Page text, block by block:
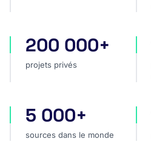
projets privés
200 000+
projets privés
sources dans le monde
5 000+
sources dans le monde